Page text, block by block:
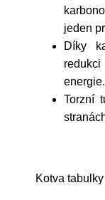
jeden
Díky
energie.
Torzní
Kotva